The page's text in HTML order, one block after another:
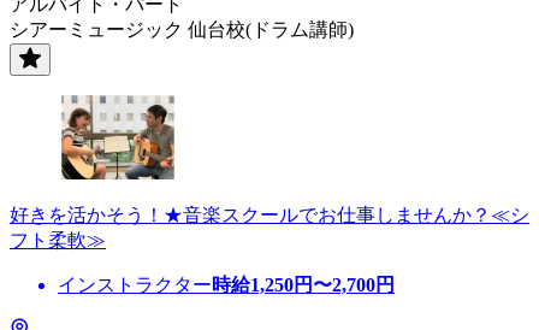
シアーミュージック 仙台校(ドラム講師)
好きを活かそう！★音楽スクールでお仕事しませんか？≪シ
フト柔軟≫
インストラクター時給1,250円〜2,700円